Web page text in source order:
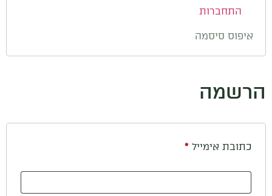
התחברות
איפוס סיסמה
הרשמה
כתובת אימייל*